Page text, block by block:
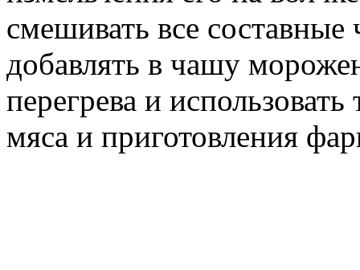
смешивать все
добавлять в чашу
перегрева и
мяса и приготовления